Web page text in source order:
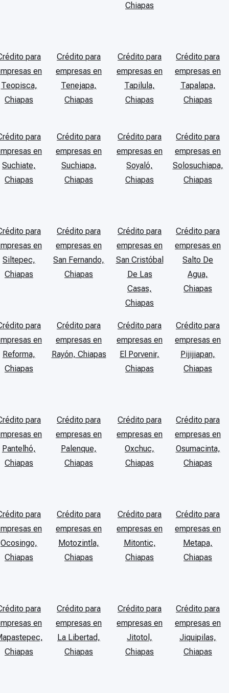
Chiapas
para
en
Teopisca,
Chiapas
Crédito para
empresas en
Tenejapa,
Chiapas
Crédito para
empresas en
Tapilula,
Chiapas
Crédito para
empresas en
Tapalapa,
Chiapas
para
en
Suchiate,
Chiapas
Crédito para
empresas en
Suchiapa,
Chiapas
Crédito para
empresas en
Soyaló,
Chiapas
Crédito para
empresas en
Solosuchiapa,
Chiapas
para
en
Siltepec,
Chiapas
Crédito para
empresas en
San Fernando,
Chiapas
Crédito para
empresas en
San Cristóbal
De Las
Casas,
Chiapas
Crédito para
empresas en
Salto De
Agua,
Chiapas
para
en
Reforma,
Chiapas
Crédito para
empresas en
Rayón, Chiapas
Crédito para
empresas en
El Porvenir,
Chiapas
Crédito para
empresas en
Pijijiapan,
Chiapas
para
en
Pantelhó,
Chiapas
Crédito para
empresas en
Palenque,
Chiapas
Crédito para
empresas en
Oxchuc,
Chiapas
Crédito para
empresas en
Osumacinta,
Chiapas
para
en
Ocosingo,
Chiapas
Crédito para
empresas en
Motozintla,
Chiapas
Crédito para
empresas en
Mitontic,
Chiapas
Crédito para
empresas en
Metapa,
Chiapas
para
en
Chiapas
Crédito para
empresas en
La Libertad,
Chiapas
Crédito para
empresas en
Jitotol,
Chiapas
Crédito para
empresas en
Jiquipilas,
Chiapas